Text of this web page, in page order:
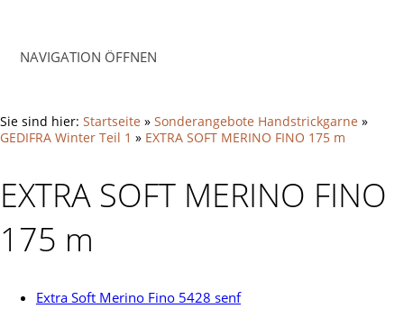
NAVIGATION ÖFFNEN
Sie sind hier: Startseite » Sonderangebote Handstrickgarne »
GEDIFRA Winter Teil 1 » EXTRA SOFT MERINO FINO 175 m
EXTRA SOFT MERINO FINO
175 m
Extra Soft Merino Fino 5428 senf